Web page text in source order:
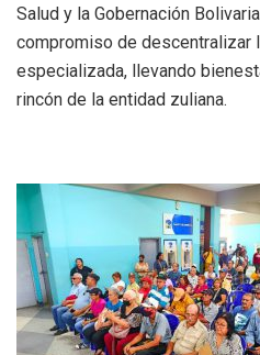
Salud y la Gobernación
compromiso de descentralizar
especializada, llevando
rincón de la entidad zuliana.